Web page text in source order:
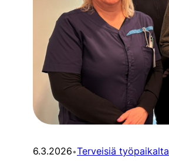
6.3.2026•Terveisiä työpaikalta